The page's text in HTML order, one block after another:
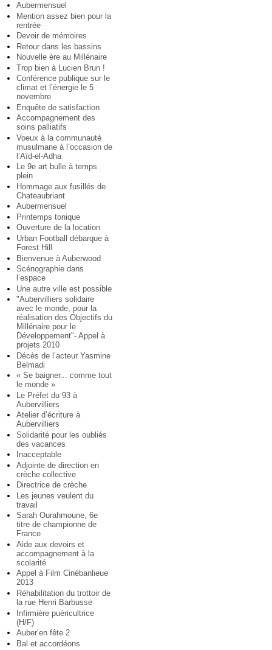
Aubermensuel
Mention assez bien pour la
rentrée
Devoir de mémoires
Retour dans les bassins
Nouvelle ère au Millénaire
Trop bien à Lucien Brun !
Conférence publique sur le
climat et l’énergie le 5
novembre
Enquête de satisfaction
Accompagnement des
soins palliatifs
Voeux à la communauté
musulmane à l’occasion de
l’Aïd-el-Adha
Le 9e art bulle à temps
plein
Hommage aux fusillés de
Chateaubriant
Aubermensuel
Printemps tonique
Ouverture de la location
Urban Football débarque à
Forest Hill
Bienvenue à Auberwood
Scénographie dans
l’espace
Une autre ville est possible
"Aubervilliers solidaire
avec le monde, pour la
réalisation des Objectifs du
Millénaire pour le
Développement"- Appel à
projets 2010
Décès de l’acteur Yasmine
Belmadi
« Se baigner... comme tout
le monde »
Le Préfet du 93 à
Aubervilliers
Atelier d’écriture à
Aubervilliers
Solidarité pour les oubliés
des vacances
Inacceptable
Adjointe de direction en
crèche collective
Directrice de crèche
Les jeunes veulent du
travail
Sarah Ourahmoune, 6e
titre de championne de
France
Aide aux devoirs et
accompagnement à la
scolarité
Appel à Film Cinébanlieue
2013
Réhabilitation du trottoir de
la rue Henri Barbusse
Infirmière puéricultrice
(H/F)
Auber’en fête 2
Bal et accordéons